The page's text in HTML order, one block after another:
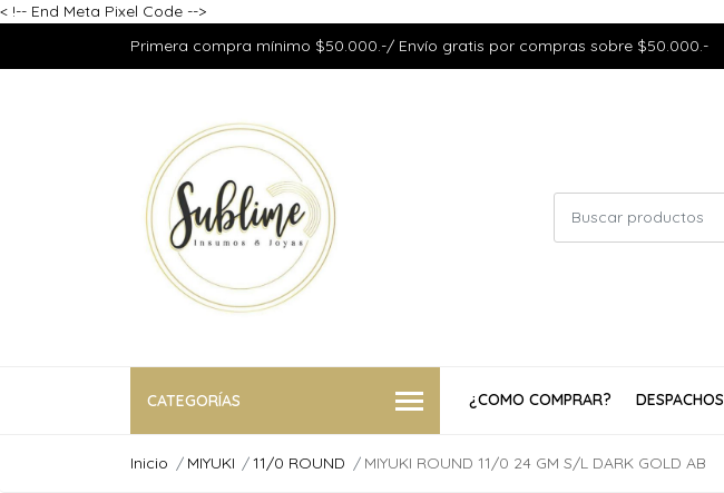
< !-- End Meta Pixel Code -->
Primera compra mínimo $50.000.-/ Envío gratis por compras sobre $50.000.-
CATEGORÍAS ¿COMO COMPRAR? DESPACHOS
Inicio MIYUKI 11/0 ROUND MIYUKI ROUND 11/0 24 GM S/L DARK GOLD AB